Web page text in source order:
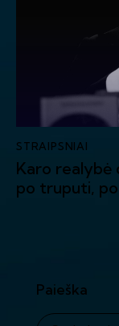
STRAIPSNIAI
Karo realybė
po truputi,
Paieška